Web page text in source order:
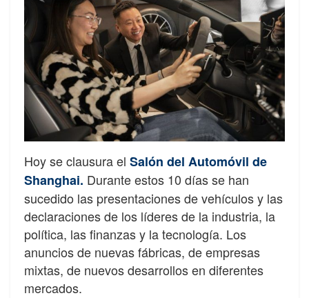
Hoy se clausura el Salón del Automóvil de
Shanghai. Durante estos 10 días se han
sucedido las presentaciones de vehículos y las
declaraciones de los líderes de la industria, la
política, las finanzas y la tecnología. Los
anuncios de nuevas fábricas, de empresas
mixtas, de nuevos desarrollos en diferentes
mercados.